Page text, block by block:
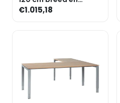
elektrisch in hoogte
verstelbaar tot 128,5 c
€1.015,18